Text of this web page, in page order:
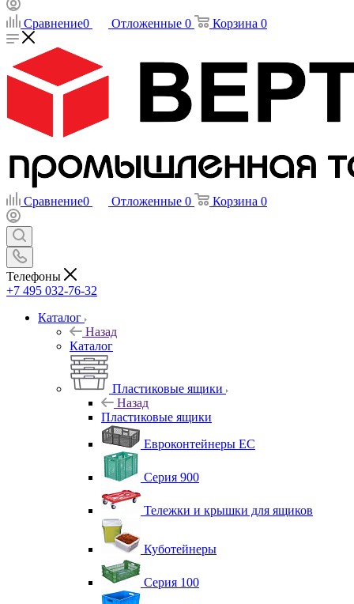
Сравнение0 Отложенные 0 Корзина 0
Сравнение0 Отложенные 0 Корзина 0
Телефоны
+7 495 032-76-32
Каталог
Назад
Каталог
Пластиковые ящики
Назад
Пластиковые ящики
Евроконтейнеры ЕС
Серия 900
Тележки и крышки для ящиков
Куботейнеры
Серия 100